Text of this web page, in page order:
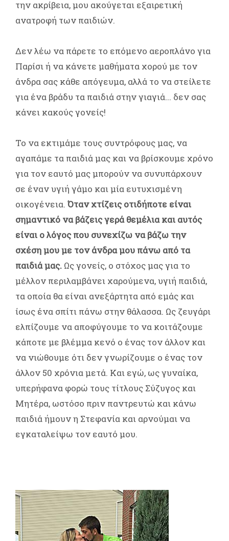
την ακρίβεια, μου ακούγεται εξαιρετική
ανατροφή των παιδιών.
Δεν λέω να πάρετε το επόμενο αεροπλάνο για
Παρίσι ή να κάνετε μαθήματα χορού με τον
άνδρα σας κάθε απόγευμα, αλλά το να στείλετε
για ένα βράδυ τα παιδιά στην γιαγιά... δεν σας
κάνει κακούς γονείς!
Το να εκτιμάμε τους συντρόφους μας, να
αγαπάμε τα παιδιά μας και να βρίσκουμε χρόνο
για τον εαυτό μας μπορούν να συνυπάρχουν
σε έναν υγιή γάμο και μία ευτυχισμένη
οικογένεια. Όταν χτίζεις οτιδήποτε είναι
σημαντικό να βάζεις γερά θεμέλια και αυτός
είναι ο λόγος που συνεχίζω να βάζω την
σχέση μου με τον άνδρα μου πάνω από τα
παιδιά μας. Ως γονείς, ο στόχος μας για το
μέλλον περιλαμβάνει χαρούμενα, υγιή παιδιά,
τα οποία θα είναι ανεξάρτητα από εμάς και
ίσως ένα σπίτι πάνω στην θάλασσα. Ως ζευγάρι
ελπίζουμε να αποφύγουμε το να κοιτάζουμε
κάποτε με βλέμμα κενό ο ένας τον άλλον και
να νιώθουμε ότι δεν γνωρίζουμε ο ένας τον
άλλον 50 χρόνια μετά. Και εγώ, ως γυναίκα,
υπερήφανα φορώ τους τίτλους Σύζυγος και
Μητέρα, ωστόσο πριν παντρευτώ και κάνω
παιδιά ήμουν η Στεφανία και αρνούμαι να
εγκαταλείψω τον εαυτό μου.